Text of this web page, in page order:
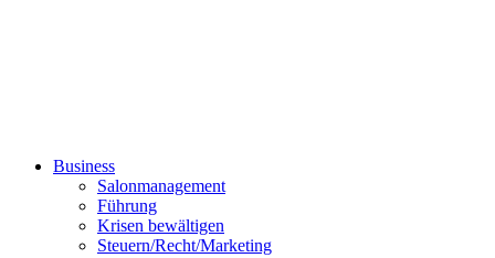
Business
Salonmanagement
Führung
Krisen bewältigen
Steuern/Recht/Marketing